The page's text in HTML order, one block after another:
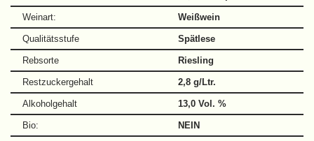
Weinart: Weißwein
Qualitätsstufe Spätlese
Rebsorte Riesling
Restzuckergehalt 2,8 g/Ltr.
Alkoholgehalt 13,0 Vol. %
Bio: NEIN